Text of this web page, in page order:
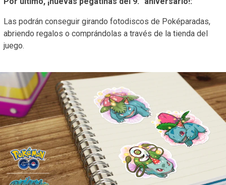
Las podrán conseguir girando fotodiscos de Poképaradas,
abriendo regalos o comprándolas a través de la tienda del
juego.